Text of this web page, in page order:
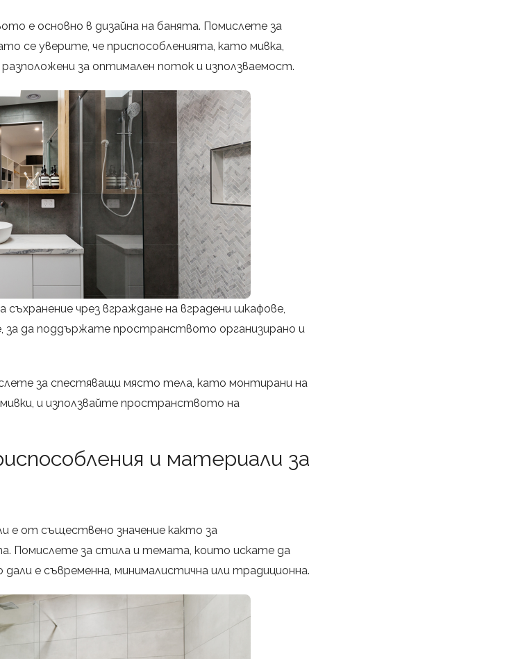
е основно в дизайна на банята. Помислете за
се уверите, че приспособленията, като мивка,
за оптимален поток и използваемост.
чрез вграждане на вградени шкафове,
да поддържате пространството организирано и
за спестяващи място тела, като монтирани на
и използвайте пространството на
и материали за
е от съществено значение както за
Помислете за стила и темата, които искате да
е съвременна, минималистична или традиционна.